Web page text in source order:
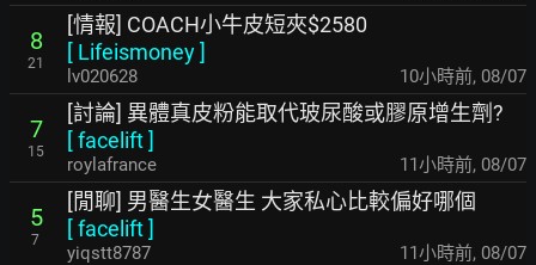
8
21
[情報] COACH小牛皮短夾$2580
[ Lifeismoney]
lv020628 10小時前, 08/07
7
15
[討論] 異體真皮粉能取代玻尿酸或膠原增生劑?
[facelift]
roylafrance 11小時前, 08/07
5
7
[閒聊] 男醫生女醫生 大家私心比較偏好哪個
[facelift]
yiqstt8787 11小時前, 08/07